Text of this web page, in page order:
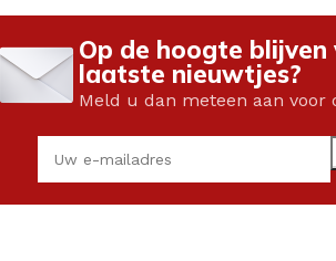
Op de hoogte blijven
laatste nieuwtjes?
Meld u dan meteen aan voor